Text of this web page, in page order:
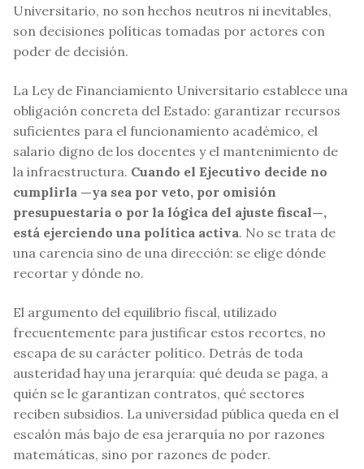
Universitario, no son hechos neutros ni inevitables,
son decisiones políticas tomadas por actores con
poder de decisión.
La Ley de Financiamiento Universitario establece una
obligación concreta del Estado: garantizar recursos
suficientes para el funcionamiento académico, el
salario digno de los docentes y el mantenimiento de
la infraestructura. Cuando el Ejecutivo decide no
cumplirla —ya sea por veto, por omisión
presupuestaria o por la lógica del ajuste fiscal—,
está ejerciendo una política activa. No se trata de
una carencia sino de una dirección: se elige dónde
recortar y dónde no.
El argumento del equilibrio fiscal, utilizado
frecuentemente para justificar estos recortes, no
escapa de su carácter político. Detrás de toda
austeridad hay una jerarquía: qué deuda se paga, a
quién se le garantizan contratos, qué sectores
reciben subsidios. La universidad pública queda en el
escalón más bajo de esa jerarquía no por razones
matemáticas, sino por razones de poder.